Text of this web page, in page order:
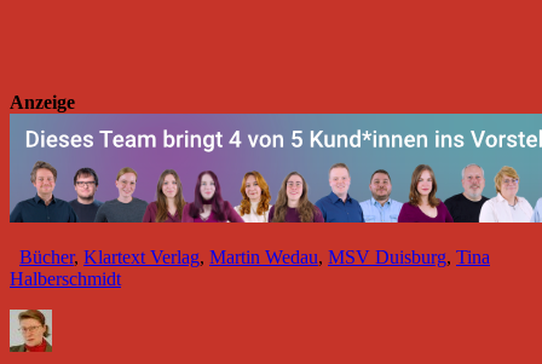
Anzeige
Bücher, Klartext Verlag, Martin Wedau, MSV Duisburg, Tina
Halberschmidt